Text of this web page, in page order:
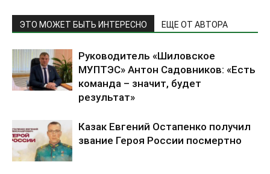
ЭТО МОЖЕТ БЫТЬ ИНТЕРЕСНО ЕЩЕ ОТ АВТОРА
Руководитель «Шиловское
МУПТЭС» Антон Садовников: «Есть
команда – значит, будет
результат»
Казак Евгений Остапенко получил
звание Героя России посмертно